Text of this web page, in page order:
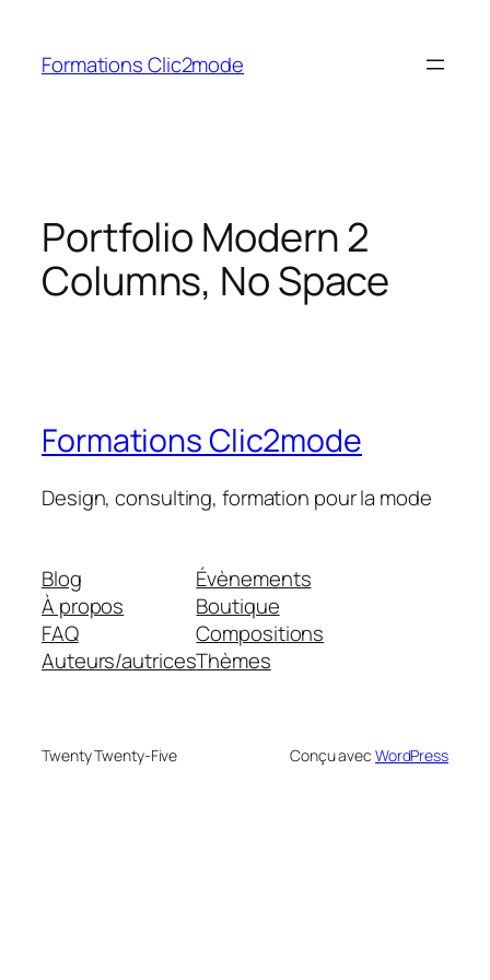
contenu
Formations Clic2mode
Portfolio Modern 2
Columns, No Space
Formations Clic2mode
Design, consulting, formation pour la mode
Blog
À propos
FAQ
Auteurs/autrices
Évènements
Boutique
Compositions
Thèmes
Twenty Twenty-Five Conçu avec WordPress